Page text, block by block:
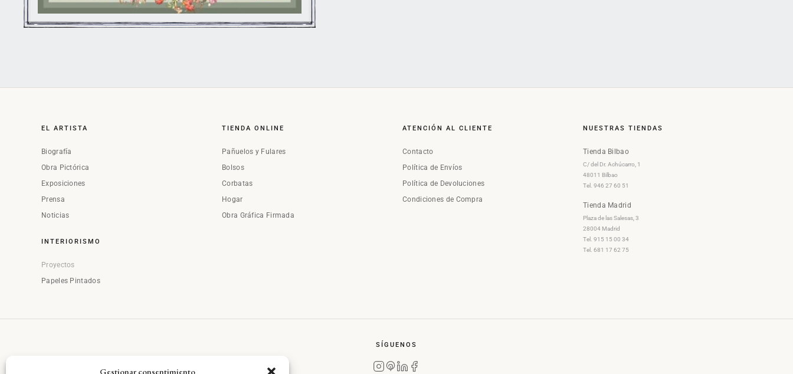
Gestionar consentimiento
EL ARTISTA
Biografía
Obra Pictórica
Exposiciones
Prensa
Noticias
INTERIORISMO
Proyectos
Papeles Pintados
TIENDA ONLINE
Pañuelos y Fulares
Bolsos
Corbatas
Hogar
Obra Gráfica Firmada
ATENCIÓN AL CLIENTE
Contacto
Política de Envíos
Política de Devoluciones
Condiciones de Compra
NUESTRAS TIENDAS
Tienda Bilbao
C/ del Dr. Achúcarro, 1
48011 Bilbao
Tel. 946 27 60 51
Tienda Madrid
Plaza de las Salesas, 3
28004 Madrid
Tel. 915 15 00 34
Tel. 681 17 62 75
SÍGUENOS